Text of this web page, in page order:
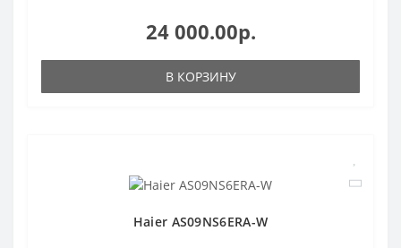
24 000.00р.
В КОРЗИНУ
Haier AS09NS6ERA-W